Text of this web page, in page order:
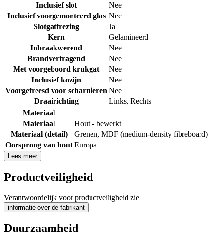
Inclusief slot
Nee
Inclusief voorgemonteerd glas Nee
Slotgatfrezing
Ja
Kern
Gelamineerd
Inbraakwerend
Nee
Brandvertragend
Nee
Met voorgeboord krukgat
Nee
Inclusief kozijn
Nee
Voorgefreesd voor scharnieren Nee
Draairichting
Links, Rechts
Materiaal
Materiaal
Hout - bewerkt
Materiaal (detail)
Grenen, MDF (medium-density fibreboard)
Oorsprong van hout Europa
Lees meer
Productveiligheid
Verantwoordelijk voor productveiligheid zie
informatie over de fabrikant
Duurzaamheid